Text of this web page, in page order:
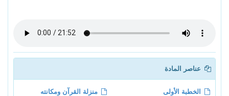
عناصر المادة
الخطبة الأولى
منزلة القرآن ومكانته